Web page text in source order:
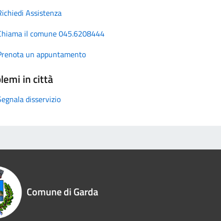
Assistenza
il comune 045.6208444
un appuntamento
in città
disservizio
Comune di Garda